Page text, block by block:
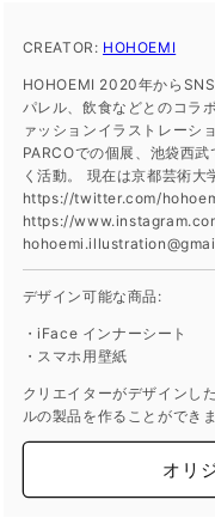
の
量
を
減
ら
す
の
量
を
増
や
す
CREATOR: HOHOEMI
HOHOEMI 2020年から
パレル、飲食などとのコラ
ァッションイラストレーシ
PARCOでの個展、池袋西
く活動。 現在は京都芸術
https://twitter.com/
https://
デザイン可能な商品:
・iFace インナーシート
・スマホ用壁紙
クリエイターがデザインし
ルの製品を作ることができま
オリ